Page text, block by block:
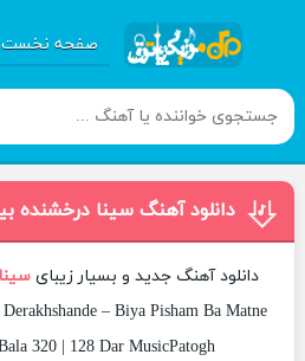
صفحه نخست
دانلود آهنگ سینا درخشنده
دانلود آهنگ جدید و بسیار زیبای
– Biya Pisham Ba Matne
320 | 128 Dar MusicPatogh